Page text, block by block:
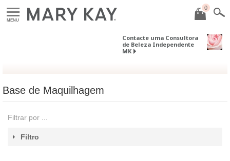
MENU
0
Contacte uma Consultora
de Beleza Independente
MK
Base de Maquilhagem
Filtrar por ...
Filtro